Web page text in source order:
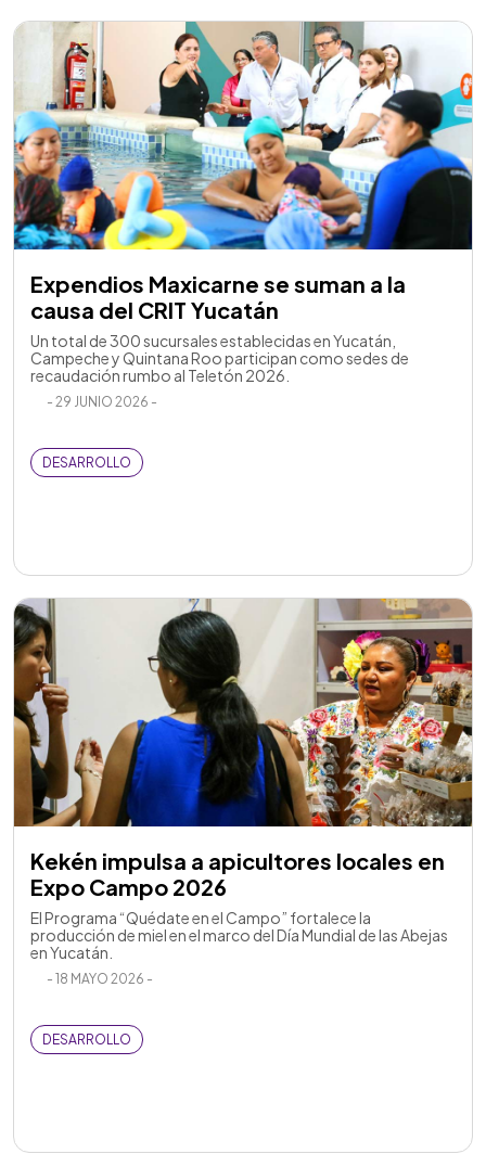
Expendios Maxicarne se suman a la
causa del CRIT Yucatán
Un total de 300 sucursales establecidas en Yucatán,
Campeche y Quintana Roo participan como sedes de
recaudación rumbo al Teletón 2026.
- 29 JUNIO 2026 -
DESARROLLO
Kekén impulsa a apicultores locales en
Expo Campo 2026
El Programa “Quédate en el Campo” fortalece la
producción de miel en el marco del Día Mundial de las Abejas
en Yucatán.
- 18 MAYO 2026 -
DESARROLLO